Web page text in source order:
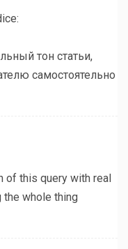
тон статьи,
самостоятельно
of this query with real
the whole thing